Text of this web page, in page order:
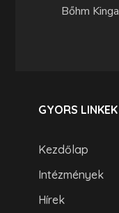
Bőhm Kinga
GYORS LINKEK
Kezdőlap
Intézmények
Hírek